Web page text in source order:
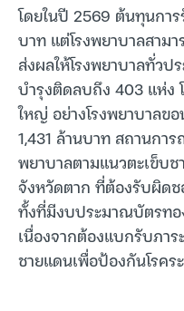
โดยในปี 2569 ต้นทุนกา
บาท แต่โรงพยาบาลสาม
ส่งผลให้โรงพยาบาลทั่วป
บำรุงติดลบถึง 403 แห่ง
ใหญ่ อย่างโรงพยาบาลข
1,431 ล้านบาท สถานกา
พยาบาลตามแนวตะเข็บช
จังหวัดตาก ที่ต้องรับผิด
ทั้งที่มีงบประมาณบัตรทอ
เนื่องจากต้องแบกรับภา
ชายแดนเพื่อป้องกันโรคร